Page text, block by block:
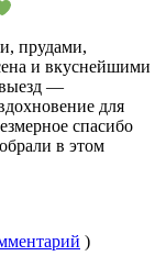
прудами,
и вкуснейшими
—
для
спасибо
в этом
)